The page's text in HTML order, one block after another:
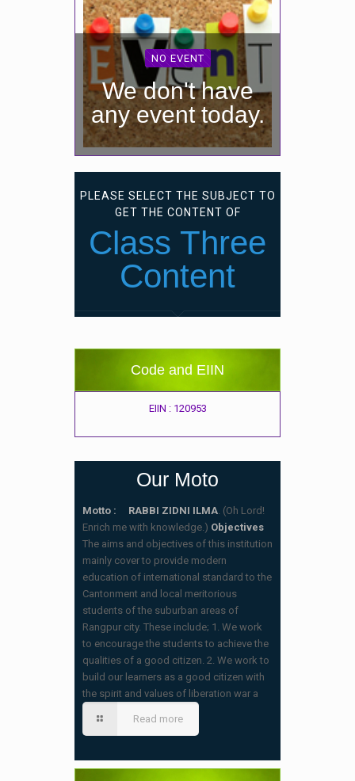
NO EVENT
We don't have
any event today.
PLEASE SELECT THE SUBJECT TO
GET THE CONTENT OF
Class Three
Content
Code and EIIN
EIIN : 120953
Our Moto
Motto : RABBI ZIDNI ILMA. (Oh Lord!
Enrich me with knowledge.) Objectives
The aims and objectives of this institution
mainly cover to provide modern
education of international standard to the
Cantonment and local meritorious
students of the suburban areas of
Rangpur city. These include; 1. We work
to encourage the students to achieve the
qualities of a good citizen. 2. We work to
build our learners as a good citizen with
the spirit and values of liberation war a
Read more